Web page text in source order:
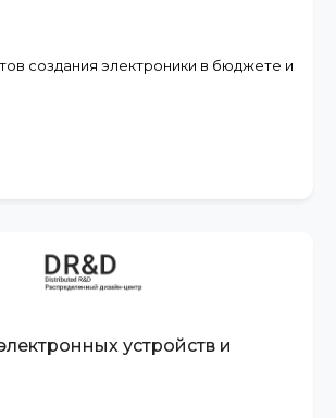
создания электроники в бюджете и
устройств и